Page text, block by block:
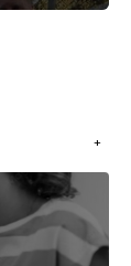
+